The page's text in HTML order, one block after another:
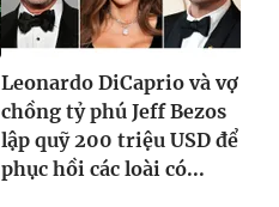
Leonardo DiCaprio và vợ
chồng tỷ phú Jeff Bezos
lập quỹ 200 triệu USD để
phục hồi các loài có...